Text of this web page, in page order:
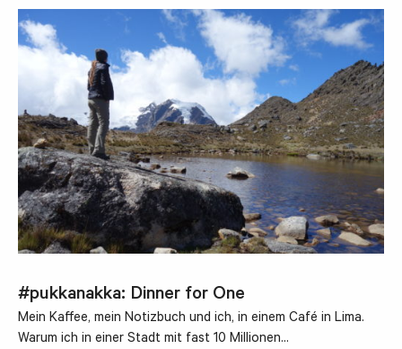
#pukkanakka: Dinner for One
Mein Kaffee, mein Notizbuch und ich, in einem Café in Lima.
Warum ich in einer Stadt mit fast 10 Millionen…